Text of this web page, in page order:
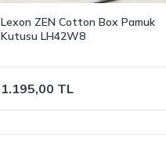
Lexon ZEN Cotton Box Pamuk
Kutusu LH42W8
1.195,00 TL